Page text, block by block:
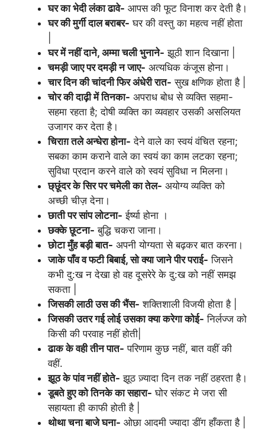
घर का भेदी लंका ढावे- आपस की फूट विनाश कर देती है।
घर की मुर्गी दाल बराबर- घर की वस्तु का महत्व नहीं होता
घर में नहीं दाने, अम्मा चली भुनाने- झूठी शान दिखाना |
चमड़ी जाए पर दमड़ी न जाए- अत्यधिक कंजूस होना‌।
चार दिन की चांदनी फिर अंधेरी रात- सुख क्षणिक होता है |
चोर की दाढ़ी में तिनका- अपराध बोध से व्यक्ति सहमा-
सहमा रहता है; दोषी व्यक्ति का व्यवहार उसकी असलियत
उजागर कर देता है।
चिराग़ तले अन्धेरा होना- देने वाले का स्वयं वंचित रहना;
सबका काम कराने वाले का स्वयं का काम लटका रहना;
सुविधा प्रदान करने वाले को स्वयं सुविधा न मिलना।
छ्छूंदर के सिर पर चमेली का तेल- अयोग्य व्यक्ति को
अच्छी चीज़ देना।
छाती पर सांप लोटना- ईर्ष्या होना ।
छक्के छूटना- बुद्धि चकरा जाना।
छोटा मुँह बड़ी बात- अपनी योग्यता से बढ़कर बात करना।
जाके पाँव व फटी बिबाई, सो क्या जाने पीर पराई- जिसने
कभी दु:ख न देखा हो वह दूसरेरे के दु:ख को नहीं समझ
सकता |
जिसकी लाठी उस की भैंस- शक्तिशाली विजयी होता है |
जिसकी उतर गई लोई उसका क्या करेगा कोई- निर्लज्ज को
किसी की परवाह नहीं होती|
ढाक के वही तीन पात- परिणाम कुछ नहीं, बात वहीं की
वहीं.
झूठ के पांव नहीं होते- झूठ ज़्यादा दिन तक नहीं ठहरता है।
डूबते हुए को तिनके का सहारा- घोर संकट मे जरा सी
सहायता ही काफी होती है |
थोथा चना बाजे घना- ओछा आदमी ज्यादा डींग हाँकता है |